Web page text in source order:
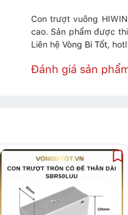
Con trượt vuông
cao. Sản phẩm được
Liên hệ Vòng Bi Tốt,
Đánh giá sản